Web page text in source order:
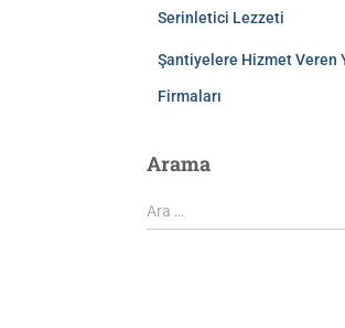
Serinletici Lezzeti
Şantiyelere Hizmet Veren
Firmaları
Arama
Ara …